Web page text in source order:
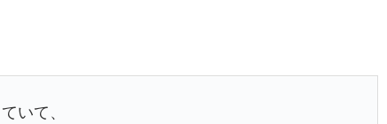
いて、